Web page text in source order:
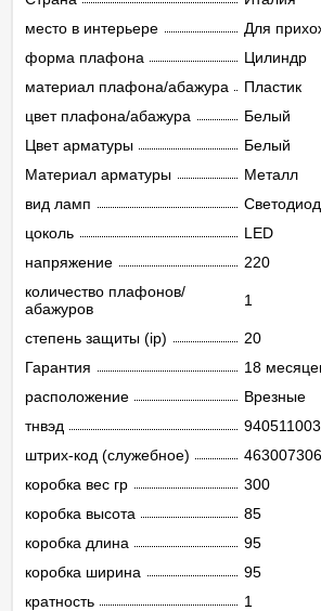
место в интерьере
Для
форма плафона
Цилиндр
материал плафона/абажура
Пластик
цвет плафона/абажура
Белый
Цвет арматуры
Белый
Материал арматуры
Металл
вид ламп
цоколь
LED
напряжение
220
количество плафонов/
абажуров
1
степень защиты (ip)
20
Гарантия
18
расположение
Врезные
тнвэд
штрих-код (служебное)
коробка вес гр
300
коробка высота
85
коробка длина
95
коробка ширина
95
кратность
1